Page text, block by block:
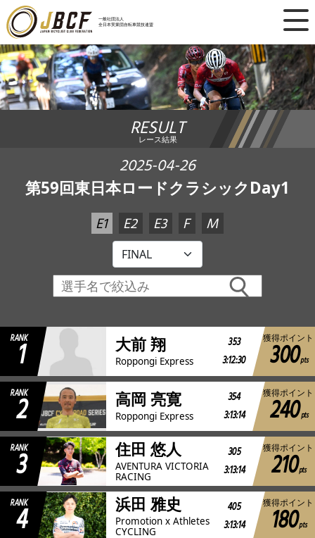
一般社団法人
全日本実業団自転車競技連盟
×
ニュース
レース日程
ランキング
レース結果
チーム・選手
競技ガイド
加盟・登録
JBCF ROAD SERIESとは
RESULT
レース結果
2025-04-26
第59回東日本ロードクラシックDay1
E1 E2 E3 F M
RANK
1 大前 翔
Roppongi Express
353
3:12:30
獲得ポイント
300pts
RANK
2 高岡 亮寛
Roppongi Express
354
3:13:14
獲得ポイント
240 pts
RANK
3 住田 悠人
AVENTURA VICTORIA
RACING
305
3:13:14
獲得ポイント
210pts
RANK
4 浜田 雅史
Promotion x Athletes
CYCLING
405
3:13:14
獲得ポイント
180pts